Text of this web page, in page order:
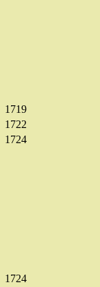
1719
1722
1724
1724